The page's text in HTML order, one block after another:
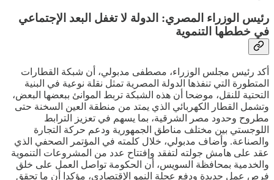
رئيس الوزراء المصري: الدولة لا تغفل البعد الإجتماعي
في خططها التنموية
أكد رئيس مجلس الوزراء، مصطفى مدبولي، أن شبكة القطارات
المتطورة التي تنفذها الدولة المصرية تمثل نقلة نوعية في البنية
التحتية للنقل، موضحا أن هذه الشبكة تربط الموانئ ببعضها البعض،
وتشمل القطار الكهربائي الذي يمتد من منطقة العين السخنة حتى
مطروح وحدود مصر الشرقية، بما يسهم في تعزيز الترابط
اللوجستي بين مختلف مناطق الجمهورية ودعم حركة التجارة
والصناعة. وأضاف مدبولي، خلال كلمته في المؤتمر الصحفي الذي
عقد على هامش جولته لتفقد وإفتتاح عدد من المشروعات التنموية
والخدمية بمحافظة السويس، أن الحكومة تواصل العمل على خلق
فرص عمل جديدة ودفع عجلة النمو الإقتصادي، مؤكدا أن ما تحقق